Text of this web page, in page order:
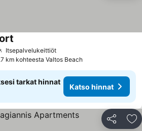
ItsepalvelukeittiötKatso hinnat
km kohteesta Valtos Beach
tarkat hinnat
Katso hinnat
Jaa